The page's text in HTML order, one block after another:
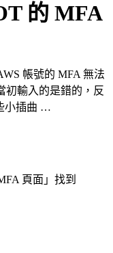
的 MFA
帳號的 MFA 無法
初輸入的是錯的，反
小插曲 …
頁面」找到